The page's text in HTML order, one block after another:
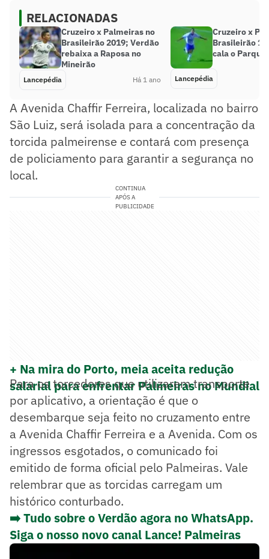
RELACIONADAS
Cruzeiro x Palmeiras no
Brasileirão 2019; Verdão
rebaixa a Raposa no
Mineirão
Lancepédia Há 1 ano
Cruzeiro x
Brasileirão
cala o
Lancepédia
A Avenida Chaffir Ferreira, localizada no bairro
São Luiz, será isolada para a concentração da
torcida palmeirense e contará com presença
de policiamento para garantir a segurança no
local.
CONTINUA
APÓS A
PUBLICIDADE
+ Na mira do Porto, meia aceita redução
salarial para enfrentar Palmeiras no Mundial
Para os torcedores que utilizarem transporte
por aplicativo, a orientação é que o
desembarque seja feito no cruzamento entre
a Avenida Chaffir Ferreira e a Avenida. Com os
ingressos esgotados, o comunicado foi
emitido de forma oficial pelo Palmeiras. Vale
relembrar que as torcidas carregam um
histórico conturbado.
➡️ Tudo sobre o Verdão agora no WhatsApp.
Siga o nosso novo canal Lance! Palmeiras